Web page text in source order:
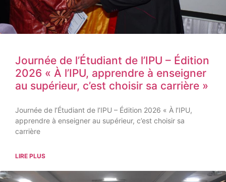
Journée de l’Étudiant de l’IPU – Édition
2026 « À l’IPU, apprendre à enseigner
au supérieur, c’est choisir sa carrière »
Journée de l’Étudiant de l’IPU – Édition 2026 « À l’IPU,
apprendre à enseigner au supérieur, c’est choisir sa
carrière
LIRE PLUS